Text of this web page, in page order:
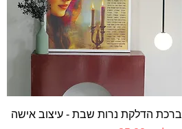
תצוגה מהירה
ברכת הדלקת נרות שבת - עיצוב אישה